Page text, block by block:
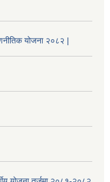
योजना २०८२ |